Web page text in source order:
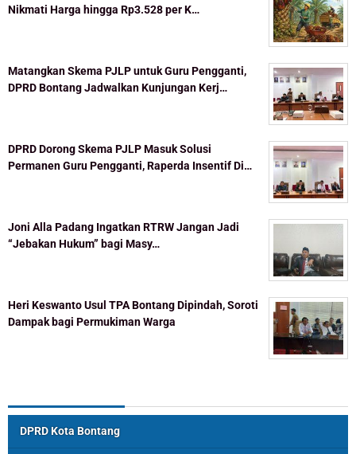
Nikmati Harga hingga Rp3.528 per K…
Matangkan Skema PJLP untuk Guru Pengganti,
DPRD Bontang Jadwalkan Kunjungan Kerj…
DPRD Dorong Skema PJLP Masuk Solusi
Permanen Guru Pengganti, Raperda Insentif Di…
Joni Alla Padang Ingatkan RTRW Jangan Jadi
“Jebakan Hukum” bagi Masy…
Heri Keswanto Usul TPA Bontang Dipindah, Soroti
Dampak bagi Permukiman Warga
DPRD Kota Bontang